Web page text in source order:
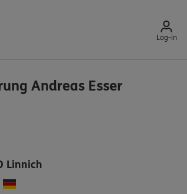
Log-in
Andreas Esser
Linnich